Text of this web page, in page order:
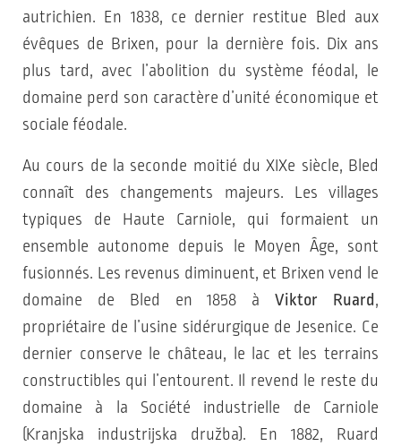
autrichien. En 1838, ce dernier restitue Bled aux
évêques de Brixen, pour la dernière fois. Dix ans
plus tard, avec l’abolition du système féodal, le
domaine perd son caractère d’unité économique et
sociale féodale.
Au cours de la seconde moitié du XIXe siècle, Bled
connaît des changements majeurs. Les villages
typiques de Haute Carniole, qui formaient un
ensemble autonome depuis le Moyen Âge, sont
fusionnés. Les revenus diminuent, et Brixen vend le
domaine de Bled en 1858 àViktor Ruard ,
propriétaire de l’usine sidérurgique de Jesenice. Ce
dernier conserve le château, le lac et les terrains
constructibles qui l’entourent. Il revend le reste du
domaine à la Société industrielle de Carniole
(Kranjska industrijska družba). En 1882, Ruard